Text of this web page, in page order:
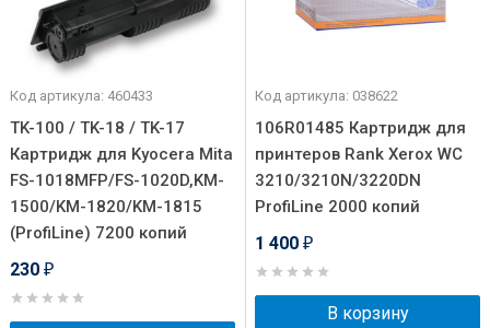
Код артикула: 460433
TK-100 / TK-18 / TK-17
Картридж для Kyocera Mita
FS-1018MFP/FS-1020D,KM-
1500/KM-1820/KM-1815
(ProfiLine) 7200 копий
230 ₽
Код артикула: 038622
106R01485 Картридж для
принтеров Rank Xerox WC
3210/3210N/3220DN
ProfiLine 2000 копий
1 400 ₽
В корзину